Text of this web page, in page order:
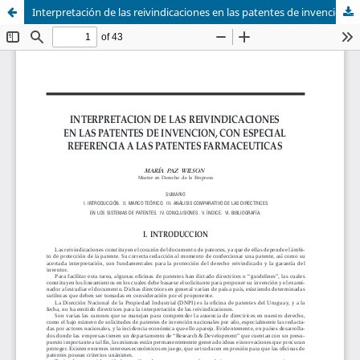
Interpretación de las reivindicaciones en las patentes de invención, con especial referencia a las patentes farmacéuticas